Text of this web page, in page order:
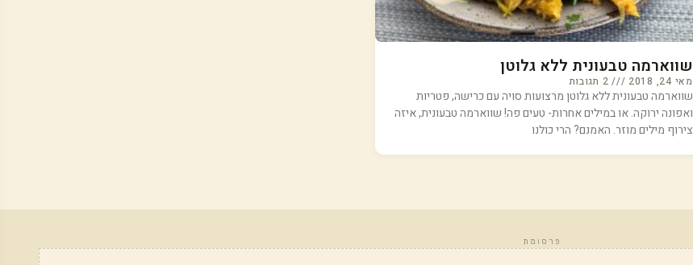
שווארמה טבעונית ללא גלוטן
מאי 24, 2018 2 תגובות
שווארמה טבעונית ללא גלוטן מרצועות סויה עם כרישה, פטריות
ואפונה ירוקה. או במילים אחרות- טעים פה! שווארמה טבעונית, איזה
צירוף מילים מוזר. האמנם? הרי כולנו
פרסומת